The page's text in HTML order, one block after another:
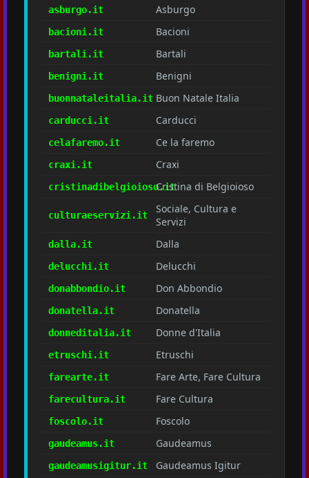
asburgo.it Asburgo
bacioni.it Bacioni
bartali.it Bartali
benigni.it Benigni
buonnataleitalia.it Buon Natale Italia
carducci.it Carducci
celafaremo.it Ce la faremo
craxi.it Craxi
cristinadibelgioioso.itCristina di Belgioioso
culturaeservizi.it
Sociale, Cultura e
Servizi
dalla.it Dalla
delucchi.it Delucchi
donabbondio.it Don Abbondio
donatella.it Donatella
donneditalia.it Donne d'Italia
etruschi.it Etruschi
farearte.it Fare Arte, Fare Cultura
farecultura.it Fare Cultura
foscolo.it Foscolo
gaudeamus.it Gaudeamus
gaudeamusigitur.it Gaudeamus Igitur